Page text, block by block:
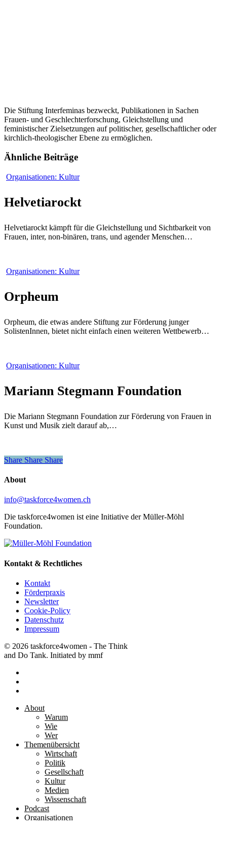
Die Stiftung Interfeminas bezweckt, Publikationen in Sachen
Frauen- und Geschlechterforschung, Gleichstellung und
feministischer Zielsetzungen auf politischer, gesellschaftlicher oder
kirchlich-theologischer Ebene zu ermöglichen.
Ähnliche Beiträge
Organisationen: KulturHelvetiarockt
Helvetiarockt
Helvetiarockt kämpft für die Gleichstellung und Sichtbarkeit von
Frauen, inter, non-binären, trans, und agender Menschen…
Organisationen: KulturOrpheum
Orpheum
Orpheum, die etwas andere Stiftung zur Förderung junger
SolistenInnen, bietet nicht einfach einen weiteren Wettbewerb…
Organisationen: KulturMariann
Mariann Stegmann Foundation
Die Mariann Stegmann Foundation zur Förderung von Frauen in
Kunst und Musik zielt darauf ab,…
Share
Share Share Share
About
info@taskforce4women.ch
Die taskforce4women ist eine Initiative der Müller-Möhl
Foundation.
Kontakt & Rechtliches
Kontakt
Förderpraxis
Newsletter
Cookie-Policy
Datenschutz
Impressum
© 2026 taskforce4women - The Think
and Do Tank. Initiated by mmf
Close
About
Warum
Wie
Wer
Themenübersicht
Wirtschaft
Politik
Gesellschaft
Kultur
Medien
Wissenschaft
Podcast
Organisationen